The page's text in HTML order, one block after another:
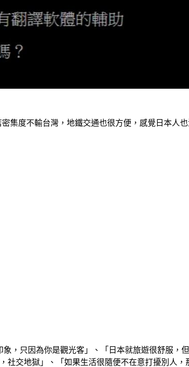
集度不輸台灣，地鐵交通也很方便，感覺日本人
，只因為你是觀光客」、「日本就旅遊很舒服，
交地獄」、「如果生活很隨便不在意打擾別人